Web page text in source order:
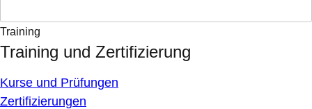
Training
Training und Zertifizierung
Kurse und Prüfungen
Zertifizierungen